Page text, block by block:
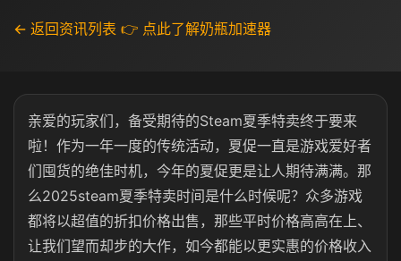
← 返回资讯列表 👉 点此了解奶瓶加速器
亲爱的玩家们，备受期待的Steam夏季特卖终于要来
啦！作为一年一度的传统活动，夏促一直是游戏爱好者
们囤货的绝佳时机，今年的夏促更是让人期待满满。那
么2025steam夏季特卖时间是什么时候呢？众多游戏
都将以超值的折扣价格出售，那些平时价格高高在上、
让我们望而却步的大作，如今都能以更实惠的价格收入